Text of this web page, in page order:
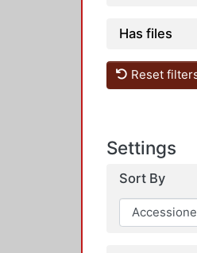
Has files
Reset
Settings
Sort By